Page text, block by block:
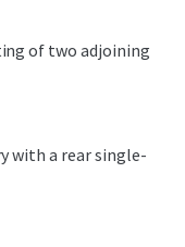
of two adjoining
with a rear single-